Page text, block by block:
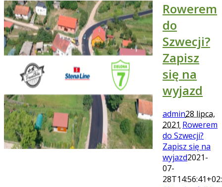
Rowerem
do
Szwecji?
Zapisz
się na
wyjazd
admin28 lipca,
2021 Rowerem
do Szwecji?
Zapisz się na
wyjazd2021-
07-